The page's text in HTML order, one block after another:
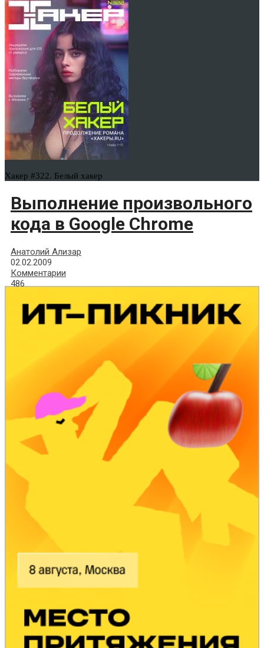
Хакер #322. Белый хакер
Выполнение произвольного
кода в Google Chrome
Анатолий Ализар
02.02.2009
Комментарии
486